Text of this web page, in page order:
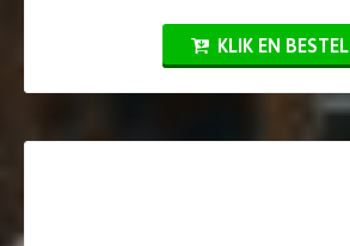
KLIK EN BESTEL